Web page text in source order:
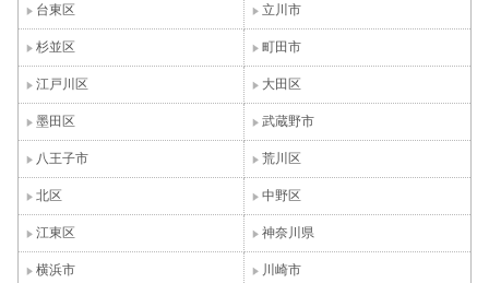
台東区 立川市
杉並区 町田市
江戸川区 大田区
墨田区 武蔵野市
八王子市 荒川区
北区 中野区
江東区 神奈川県
横浜市 川崎市